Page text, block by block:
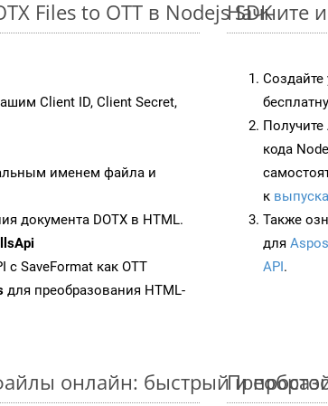
Files to OTT в Nodejs SDK
Client ID, Client Secret,
именем файла и
документа DOTX в HTML.
с SaveFormat как OTT
для преобразования HTML-
Начните
Создайте
Получите
кода
к
Также
для
API.
онлайн: быстрый и